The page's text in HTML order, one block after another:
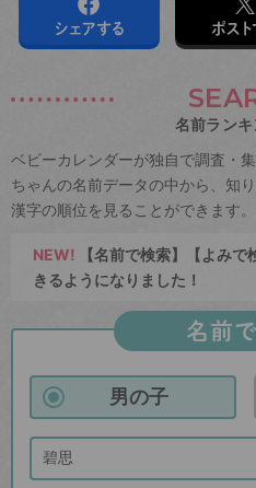
シェアする ポスト
名前ラン
ベビーカレンダーが独自で調査・
ちゃんの名前データの中から、知
漢字の順位を見ることができます。
NEW! 【名前で検索】【よみ
きるようになりました！
名前
男の子